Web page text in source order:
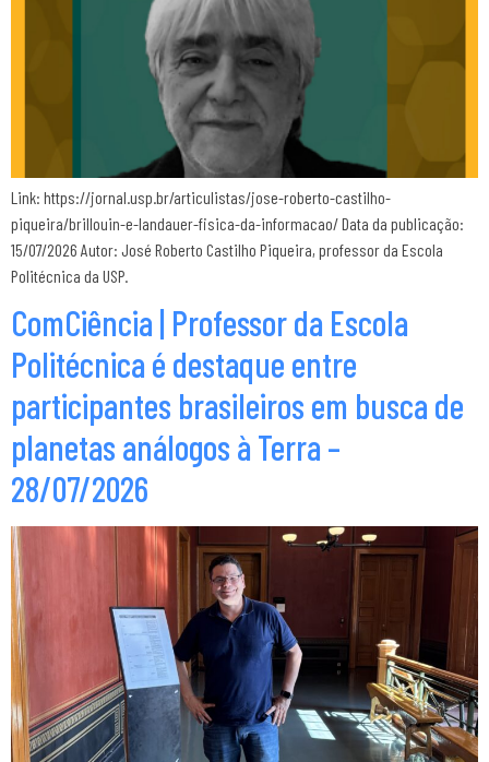
Link: https://jornal.usp.br/articulistas/jose-roberto-castilho-
piqueira/brillouin-e-landauer-fisica-da-informacao/ Data da publicação:
15/07/2026 Autor: José Roberto Castilho Piqueira, professor da Escola
Politécnica da USP.
ComCiência | Professor da Escola
Politécnica é destaque entre
participantes brasileiros em busca de
planetas análogos à Terra –
28/07/2026